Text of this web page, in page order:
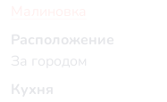
Расположение
За городом
Кухня